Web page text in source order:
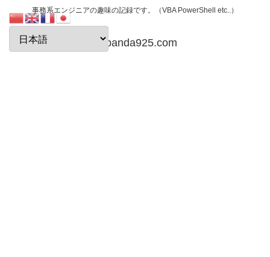
事務系エンジニアの趣味の記録です。（VBA PowerShell etc..）
papanda925.com